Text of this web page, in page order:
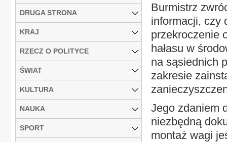
Burmistrz
informacji, czy
przekroczenie
hałasu w
na sąsiednich
zakresie
Jego zdaniem
niezbędną
montaż wagi
DRUGA STRONA
KRAJ
RZECZ O POLITYCE
ŚWIAT
KULTURA
NAUKA
SPORT